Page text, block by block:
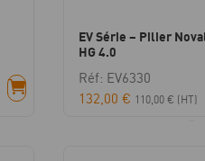
EV Série – Pilier
HG 4.0
Réf: EV6330
132,00€ 110,00€ (HT)